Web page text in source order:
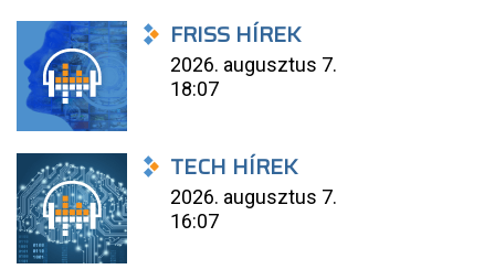
FRISS HÍREK
2026. augusztus 7.
18:07
TECH HÍREK
2026. augusztus 7.
16:07